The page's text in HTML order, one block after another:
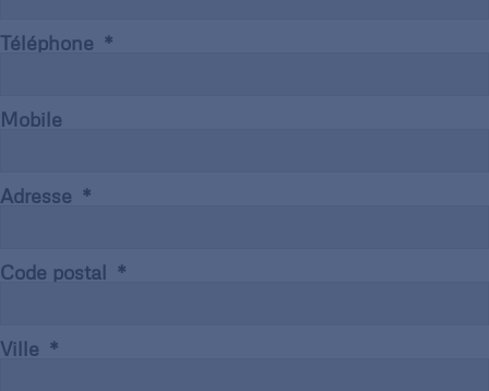
Téléphone
Mobile
Adresse
Code postal
Ville